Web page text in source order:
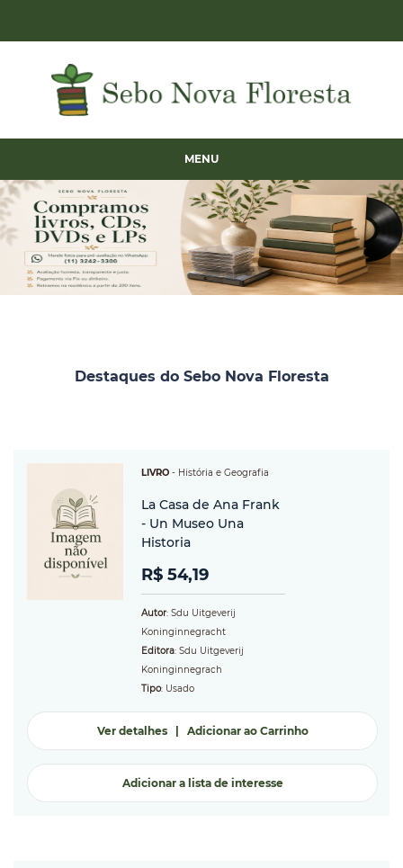
MENU
Destaques do Sebo Nova Floresta
LIVRO - História e Geografia
La Casa de Ana Frank
- Un Museo Una
Historia
R$ 54,19
Autor: Sdu Uitgeverij
Koninginnegracht
Editora: Sdu Uitgeverij
Koninginnegrach
Tipo: Usado
Ver detalhes| Adicionar ao Carrinho
Adicionar a lista de interesse